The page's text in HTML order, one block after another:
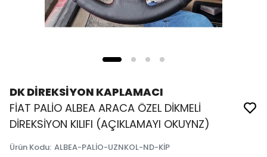
DK DİREKSİYON KAPLAMACI
FİAT PALİO ALBEA ARACA ÖZEL DİKMELİ
DİREKSİYON KILIFI (AÇIKLAMAYI OKUYNZ)
Ürün Kodu: ALBEA-PALİO-UZNKOL-ND-KİP